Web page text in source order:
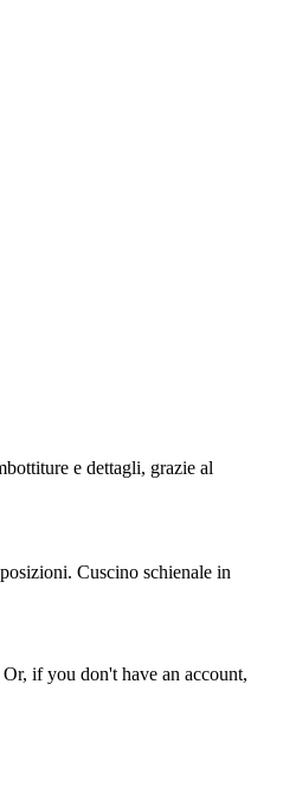
e dettagli, grazie al
Cuscino schienale in
if you don't have an account,